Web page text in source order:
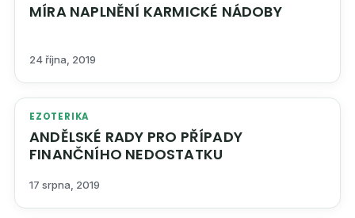
MÍRA NAPLNĚNÍ KARMICKÉ NÁDOBY
24 října, 2019
EZOTERIKA
ANDĚLSKÉ RADY PRO PŘÍPADY
FINANČNÍHO NEDOSTATKU
17 srpna, 2019